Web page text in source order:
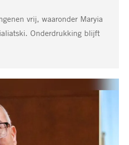
vrij, waaronder Maryia
Onderdrukking blijft